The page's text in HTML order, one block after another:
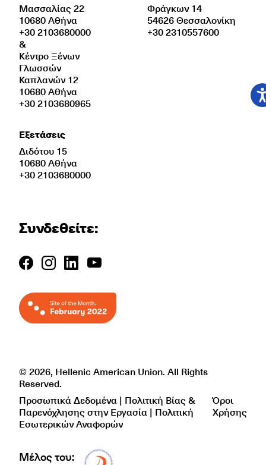
Μασσαλίας 22
10680 Αθήνα
+30 2103680000
&
Κέντρο Ξένων
Γλωσσών
Καπλανών 12
10680 Αθήνα
+30 2103680965
Εξετάσεις
Διδότου 15
10680 Αθήνα
+30 2103680000
Φράγκων 14
54626 Θεσσαλονίκη
+30 2310557600
Συνδεθείτε:
© 2026, Hellenic American Union. All Rights
Reserved.
Προσωπικά Δεδομένα | Πολιτική Βίας &
Παρενόχλησης στην Εργασία | Πολιτική
Εσωτερικών Αναφορών
Όροι
Χρήσης
Μέλος του: